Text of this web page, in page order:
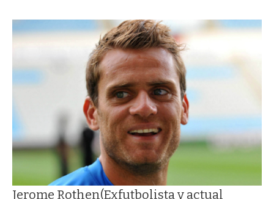
Jerome Rothen(Exfutbolista y actual